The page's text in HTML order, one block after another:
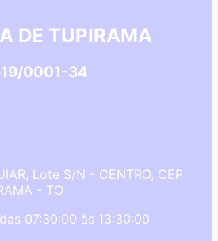
DE TUPIRAMA
0001-34
Lote S/N - CENTRO, CEP:
- TO
07:30:00 às 13:30:00